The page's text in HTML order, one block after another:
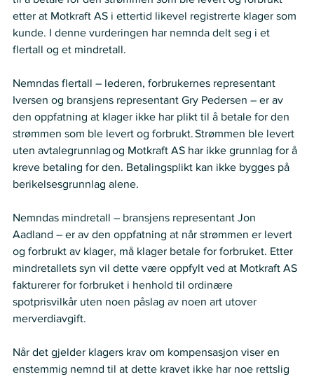
etter at Motkraft AS i ettertid likevel registrerte klager som
kunde. I denne vurderingen har nemnda delt seg i et
flertall og et mindretall.
Nemndas flertall – lederen, forbrukernes representant
Iversen og bransjens representant Gry Pedersen – er av
den oppfatning at klager ikke har plikt til å betale for den
strømmen som ble levert og forbrukt. Strømmen ble levert
uten avtalegrunnlag og Motkraft AS har ikke grunnlag for å
kreve betaling for den. Betalingsplikt kan ikke bygges på
berikelsesgrunnlag alene.
Nemndas mindretall – bransjens representant Jon
Aadland – er av den oppfatning at når strømmen er levert
og forbrukt av klager, må klager betale for forbruket. Etter
mindretallets syn vil dette være oppfylt ved at Motkraft AS
fakturerer for forbruket i henhold til ordinære
spotprisvilkår uten noen påslag av noen art utover
merverdiavgift.
Når det gjelder klagers krav om kompensasjon viser en
enstemmig nemnd til at dette kravet ikke har noe rettslig